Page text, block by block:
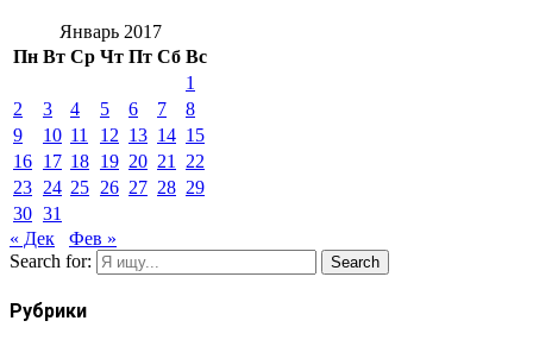
Январь 2017
Пн Вт Ср Чт Пт Сб Вс
1
2
3 4 5 6 7
8
9
10 11 12 13 14 15
16 17 18 19 20 21
22
23 24 25 26 27 28 29
30 31
« Дек
Фев »
Search for:
Search
Рубрики